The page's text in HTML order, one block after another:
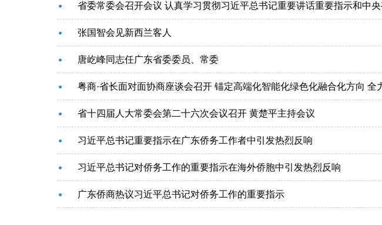
张国智会见新西兰客人
唐屹峰同志任广东省委委员、常委
省十四届人大常委会第二十六次会议召开 黄楚平主持会议
习近平总书记重要指示在广东侨务工作者中引发热烈反响
习近平总书记对侨务工作的重要指示在海外侨胞中引发热烈反响
广东侨商热议习近平总书记对侨务工作的重要指示